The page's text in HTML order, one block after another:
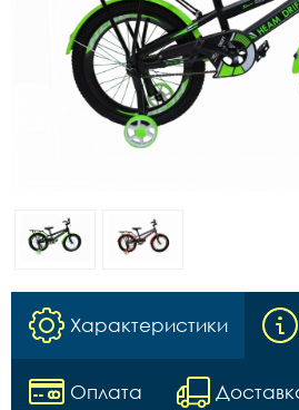
Характеристики
Оплата